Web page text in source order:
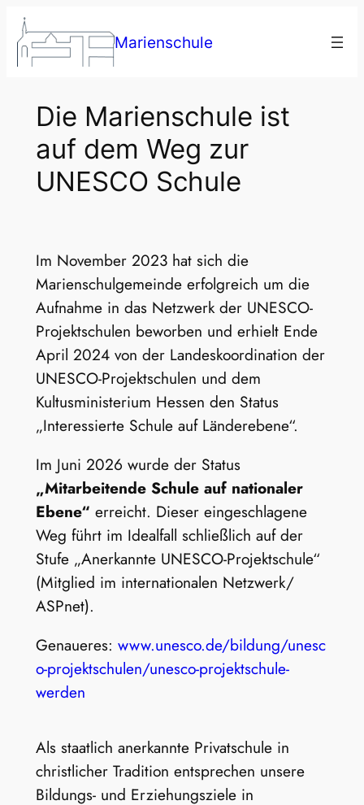
Zum
Inhalt
springen
Marienschule
Die Marienschule ist
auf dem Weg zur
UNESCO Schule
Im November 2023 hat sich die
Marienschulgemeinde erfolgreich um die
Aufnahme in das Netzwerk der UNESCO-
Projektschulen beworben und erhielt Ende
April 2024 von der Landeskoordination der
UNESCO-Projektschulen und dem
Kultusministerium Hessen den Status
„Interessierte Schule auf Länderebene“.
Im Juni 2026 wurde der Status
„Mitarbeitende Schule auf nationaler
Ebene“ erreicht. Dieser eingeschlagene
Weg führt im Idealfall schließlich auf der
Stufe „Anerkannte UNESCO-Projektschule“
(Mitglied im internationalen Netzwerk/
ASPnet).
Genaueres: www.unesco.de/bildung/unesc
o-projektschulen/unesco-projektschule-
werden
Als staatlich anerkannte Privatschule in
christlicher Tradition entsprechen unsere
Bildungs- und Erziehungsziele in